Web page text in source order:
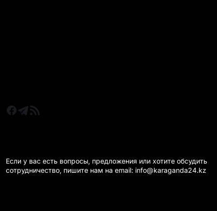
Если у вас есть вопросы, предложения или хотите обсудить
сотрудничество, пишите нам на email: info@karaganda24.kz